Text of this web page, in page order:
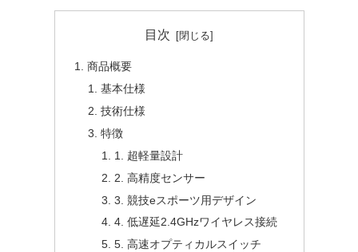
目次
商品概要
基本仕様
技術仕様
特徴
1. 超軽量設計
2. 高精度センサー
3. 競技eスポーツ用デザイン
4. 低遅延2.4GHzワイヤレス接続
5. 高速オプティカルスイッチ